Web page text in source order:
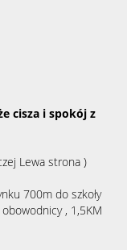
cisza i spokój z
Lewa strona )
700m do szkoły
, 1,5KM